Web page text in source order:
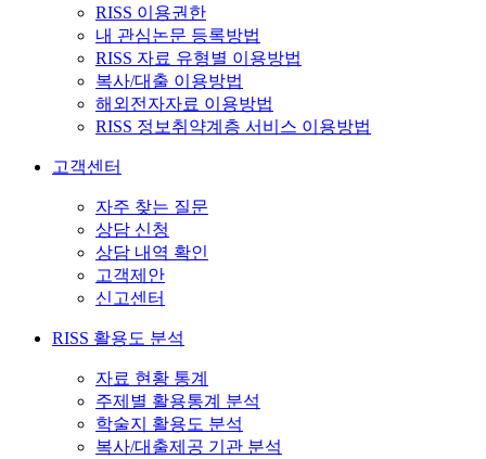
RISS 이용권한
내 관심논문 등록방법
RISS 자료 유형별 이용방법
복사/대출 이용방법
해외전자자료 이용방법
RISS 정보취약계층 서비스 이용방법
고객센터
자주 찾는 질문
상담 신청
상담 내역 확인
고객제안
신고센터
RISS 활용도 분석
자료 현황 통계
주제별 활용통계 분석
학술지 활용도 분석
복사/대출제공 기관 분석